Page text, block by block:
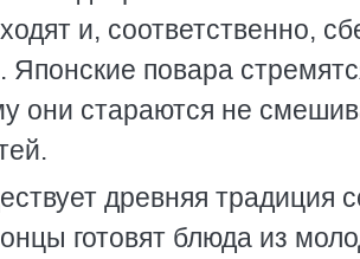
и, соответственно,
повара
они стараются не
древняя традиция
готовят блюда из